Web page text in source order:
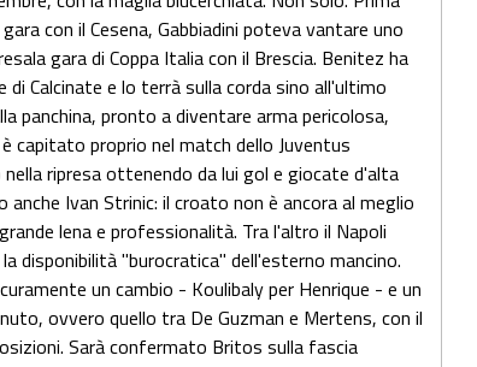
con il Cesena, Gabbiadini poteva vantare uno
gara di Coppa Italia con il Brescia. Benitez ha
Calcinate e lo terrà sulla corda sino all'ultimo
panchina, pronto a diventare arma pericolosa,
capitato proprio nel match dello Juventus
ripresa ottenendo da lui gol e giocate d'alta
Ivan Strinic: il croato non è ancora al meglio
lena e professionalità. Tra l'altro il Napoli
disponibilità "burocratica" dell'esterno mancino.
un cambio - Koulibaly per Henrique - e un
ovvero quello tra De Guzman e Mertens, con il
Sarà confermato Britos sulla fascia